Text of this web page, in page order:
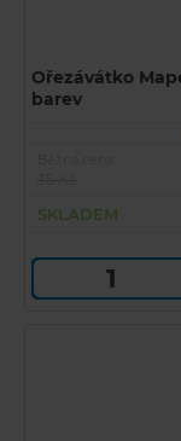
Ořezávátko
barev
SKLADEM